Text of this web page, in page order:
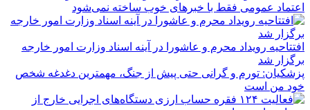
اعتماد عمومی فقط با خبرهای خوب ساخته نمی‌شود
افتتاحیه رویداد محرم و عاشورا در آینه اسناد وزارت امور خارجه
برگزار شد
پزشکیان: تورم و گرانی حتی پیش از جنگ، مهمترین دغدغه شخص
خود من است